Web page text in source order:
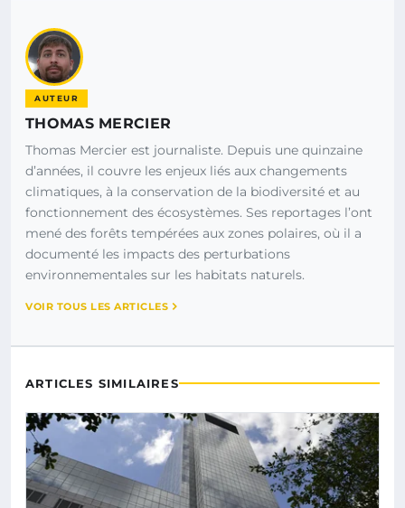
AUTEUR
THOMAS MERCIER
Thomas Mercier est journaliste. Depuis une quinzaine
d’années, il couvre les enjeux liés aux changements
climatiques, à la conservation de la biodiversité et au
fonctionnement des écosystèmes. Ses reportages l’ont
mené des forêts tempérées aux zones polaires, où il a
documenté les impacts des perturbations
environnementales sur les habitats naturels.
VOIR TOUS LES ARTICLES
ARTICLES SIMILAIRES